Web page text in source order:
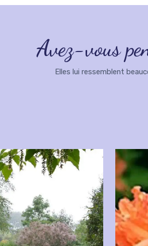
Avez-vous
Elles lui ressemblent